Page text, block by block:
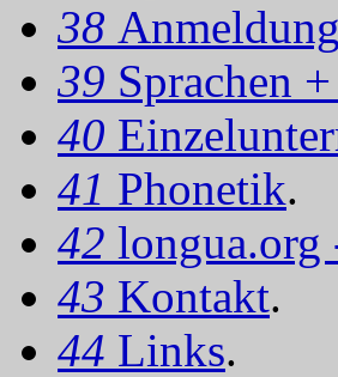
38
39 Sprachen
40
41 Phonetik.
42 longua.org
43 Kontakt.
44 Links.